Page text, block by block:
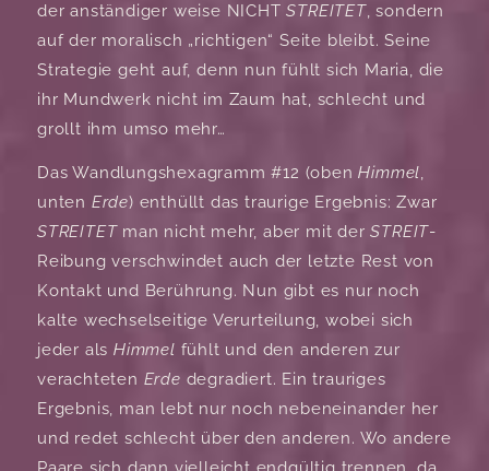
der anständiger weise NICHTSTREITET, sondern
auf der moralisch „richtigen“ Seite bleibt. Seine
Strategie geht auf, denn nun fühlt sich Maria, die
ihr Mundwerk nicht im Zaum hat, schlecht und
grollt ihm umso mehr…
Das Wandlungshexagramm #12 (obenHimmel,
unten Erde) enthüllt das traurige Ergebnis: Zwar
STREITETman nicht mehr, aber mit derSTREIT-
Reibung verschwindet auch der letzte Rest von
Kontakt und Berührung. Nun gibt es nur noch
kalte wechselseitige Verurteilung, wobei sich
jeder als Himmel fühlt und den anderen zur
verachteten Erde degradiert. Ein trauriges
Ergebnis, man lebt nur noch nebeneinander her
und redet schlecht über den anderen. Wo andere